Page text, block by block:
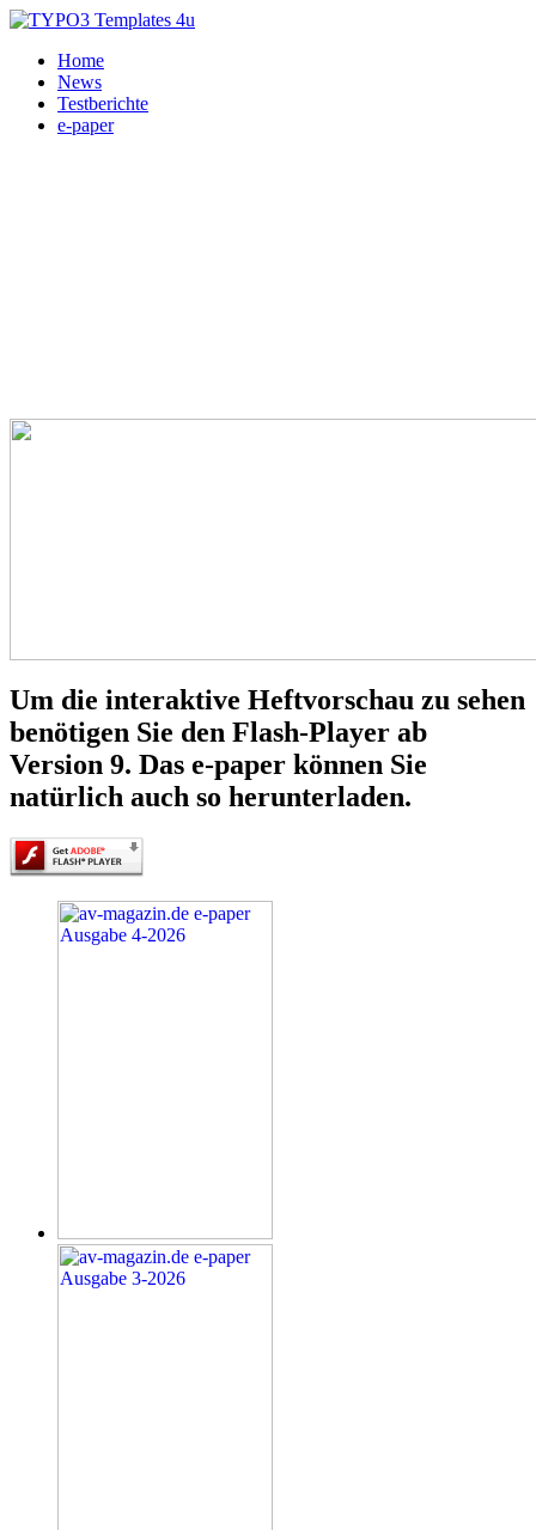
Home
News
Testberichte
e-paper
Um die interaktive Heftvorschau zu sehen
benötigen Sie den Flash-Player ab
Version 9. Das e-paper können Sie
natürlich auch so herunterladen.